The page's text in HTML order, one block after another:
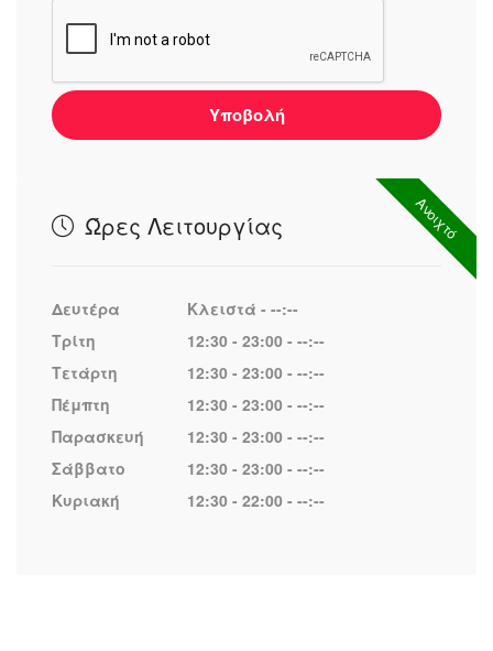
Υποβολή
Ανοιχτό
Ώρες Λειτουργίας
Δευτέρα
Κλειστά - --:--
Τρίτη
12:30 - 23:00 - --:--
Τετάρτη
12:30 - 23:00 - --:--
Πέμπτη
12:30 - 23:00 - --:--
Παρασκευή
12:30 - 23:00 - --:--
Σάββατο
12:30 - 23:00 - --:--
Κυριακή
12:30 - 22:00 - --:--